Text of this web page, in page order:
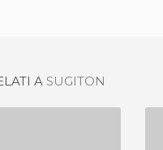
A SUGITON